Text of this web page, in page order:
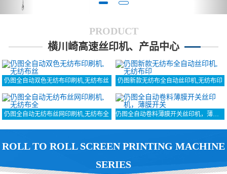
PRODUCT
横川崎高速丝印机、产品中心
仍图全自动双色无纺布印刷机,无纺布丝 仍图新款无纺布全自动丝印机,无纺布印
仍图全自动无纺布丝网印刷机,无纺布全 仍图全自动卷料薄膜开关丝印机，薄膜开关
ROLL TO ROLL SCREEN PRINTING MACHINE
SERIES